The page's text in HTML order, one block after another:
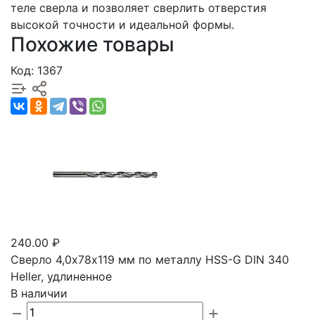
теле сверла и позволяет сверлить отверстия
высокой точности и идеальной формы.
Похожие товары
Код: 1367
240.00 ₽
Сверло 4,0х78х119 мм по металлу HSS-G DIN 340
Heller, удлиненное
В наличии